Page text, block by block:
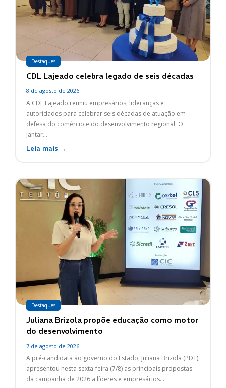
Destaques
CDL Lajeado celebra legado de seis décadas
8 de agosto de 2026
A CDL Lajeado reuniu empresários, lideranças e
autoridades para celebrar seis décadas de atuação em
defesa do comércio e do desenvolvimento regional. O
jantar...
Leia mais →
Destaques
Juliana Brizola propõe educação como motor
do desenvolvimento
7 de agosto de 2026
A pré-candidata ao governo do Estado, Juliana Brizola (PDT),
apresentou nesta sexta-feira (7/8) as principais propostas
da campanha de 2026 a líderes e empresários...